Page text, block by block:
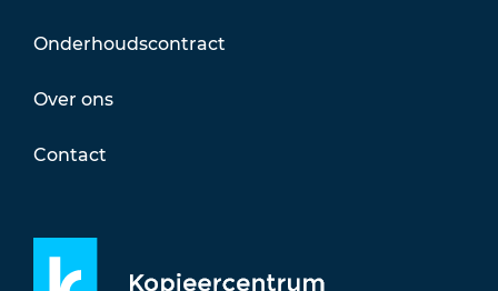
Onderhoudscontract
Over ons
Contact